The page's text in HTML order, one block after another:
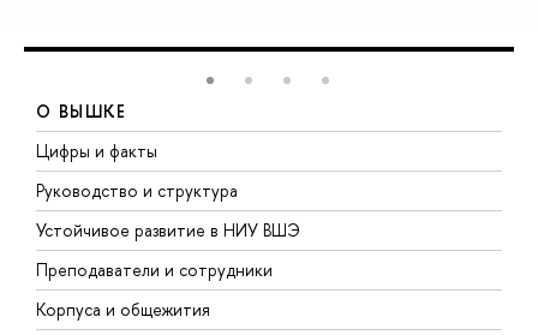
О ВЫШКЕ
Цифры и факты
Руководство и структура
Устойчивое развитие в НИУ ВШЭ
Преподаватели и сотрудники
Корпуса и общежития